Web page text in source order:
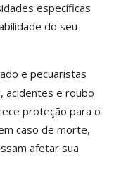
específicas
do seu
e pecuaristas
acidentes e roubo
proteção para o
caso de morte,
afetar sua